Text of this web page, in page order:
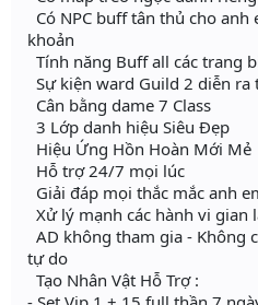
Có NPC buff tân thủ cho
khoản
Tính năng Buff all các trang
Sự kiện ward Guild 2 diễn
Cân bằng dame 7 Class
3 Lớp danh hiệu Siêu Đẹp
Hiệu Ứng Hồn Hoàn Mới Mẻ
Hỗ trợ 24/7 mọi lúc
Giải đáp mọi thắc mắc anh
Xử lý mạnh các hành vi gian
AD không tham gia - Không
tự do
Tạo Nhân Vật Hỗ Trợ :